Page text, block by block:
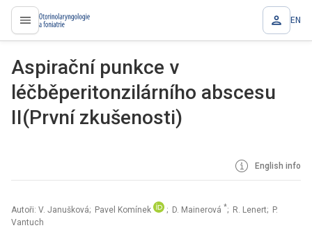
proLékaře.cz EN
Aspirační punkce v
léčběperitonzilárního abscesu
II(První zkušenosti)
English info
Autoři: V. Janušková; Pavel Komínek ; D. Mainerová *; R. Lenert; P.
Vantuch